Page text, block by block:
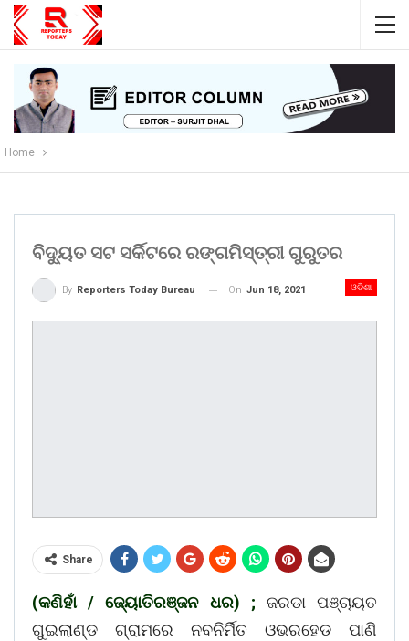
Home
ବିଦ୍ୟୁତ ସଟ ସର୍କିଟରେ ରଙ୍ଗମିସ୍ତ୍ରୀ ଗୁରୁତର
ଓଡିଶା
By Reporters Today Bureau On Jun 18, 2021
Share
(କଣିହାଁ / ଜ୍ୟୋତିରଞ୍ଜନ ଧର) ; ଜରଡା ପଞ୍ଚାୟତ
ଗୁଇଲାଣ୍ଡ ଗ୍ରାମରେ ନବନିର୍ମିତ ଓଭରହେଡ ପାଣି